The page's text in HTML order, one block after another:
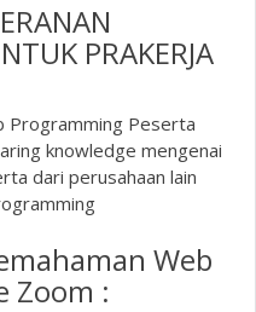
PRAKERJA
Programming Peserta
knowledge mengenai
dari perusahaan lain
Web
Zoom :